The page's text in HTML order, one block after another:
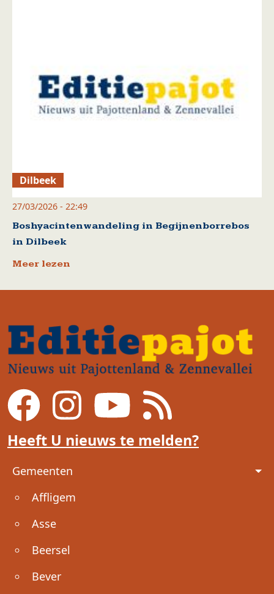
Dilbeek
27/03/2026 - 22:49
Boshyacintenwandeling in Begijnenborrebos
in Dilbeek
Meer lezen
Heeft U nieuws te melden?
Voet
Gemeenten
Affligem
Asse
Beersel
Bever